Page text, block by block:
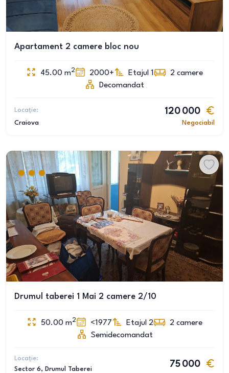
Apartament 2 camere bloc nou
45.00 m2 2000+ Etajul 1 2 camere
Decomandat
Locație:
Craiova
120 000
Negociabil
Drumul taberei 1 Mai 2 camere 2/10
50.00 m2 <1977 Etajul 2 2 camere
Semidecomandat
Locație:
Sector 6, Drumul Taberei
75 000